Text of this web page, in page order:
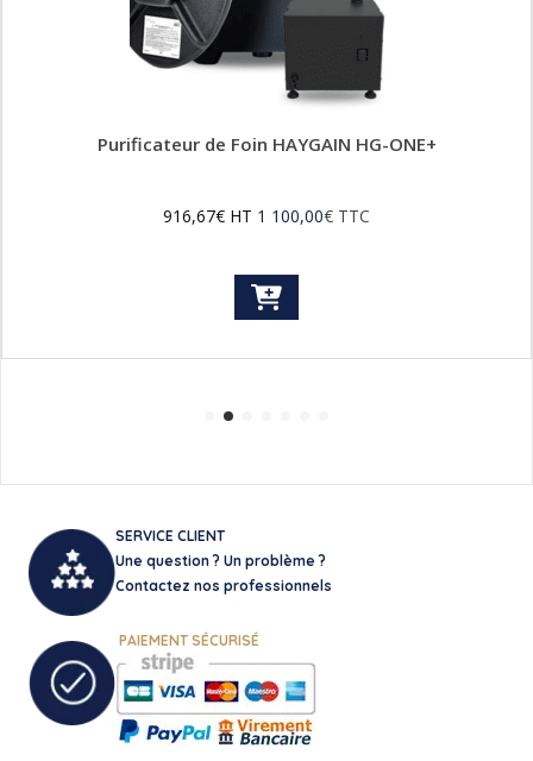
Purificateur de Foin HAYGAIN HG-ONE+
916,67€ HT 1 100,00€ TTC
SERVICE CLIENT
Une question ? Un problème ?
Contactez nos professionnels
PAIEMENT SÉCURISÉ